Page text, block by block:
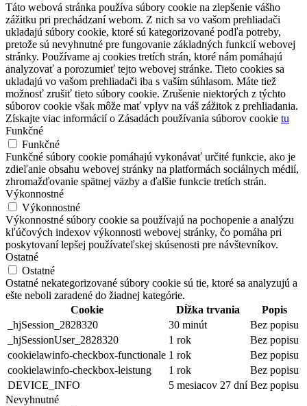
Táto webová stránka používa súbory cookie na zlepšenie vášho
zážitku pri prechádzaní webom. Z nich sa vo vašom prehliadači
ukladajú súbory cookie, ktoré sú kategorizované podľa potreby,
pretože sú nevyhnutné pre fungovanie základných funkcií webovej
stránky. Používame aj cookies tretích strán, ktoré nám pomáhajú
analyzovať a porozumieť tejto webovej stránke. Tieto cookies sa
ukladajú vo vašom prehliadači iba s vaším súhlasom. Máte tiež
možnosť zrušiť tieto súbory cookie. Zrušenie niektorých z týchto
súborov cookie však môže mať vplyv na váš zážitok z prehliadania.
Získajte viac informácií o Zásadách používania súborov cookie tu
Funkčné
Funkčné
Funkčné súbory cookie pomáhajú vykonávať určité funkcie, ako je
zdieľanie obsahu webovej stránky na platformách sociálnych médií,
zhromažďovanie spätnej väzby a ďalšie funkcie tretích strán.
Výkonnostné
Výkonnostné
Výkonnostné súbory cookie sa používajú na pochopenie a analýzu
kľúčových indexov výkonnosti webovej stránky, čo pomáha pri
poskytovaní lepšej používateľskej skúsenosti pre návštevníkov.
Ostatné
Ostatné
Ostatné nekategorizované súbory cookie sú tie, ktoré sa analyzujú a
ešte neboli zaradené do žiadnej kategórie.
Cookie
Dĺžka trvania
Popis
_hjSession_2828320
30 minút
Bez popisu
_hjSessionUser_2828320
1 rok
Bez popisu
cookielawinfo-checkbox-functionale 1 rok
Bez popisu
cookielawinfo-checkbox-leistung
1 rok
Bez popisu
DEVICE_INFO
5 mesiacov 27 dní Bez popisu
Nevyhnutné